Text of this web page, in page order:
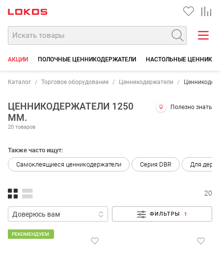
АКЦИИ ПОЛОЧНЫЕ ЦЕННИКОДЕРЖАТЕЛИ НАСТОЛЬНЫЕ
Каталог Торговое оборудование Ценникодержатели
ЦЕННИКОДЕРЖАТЕЛИ 1250
ММ.
20 товаров
Полезно знать
Также часто ищут:
Самоклеящиеся ценникодержатели
Серия DBR Для
20
ФИЛЬТРЫ 1
РЕКОМЕНДУЕМ